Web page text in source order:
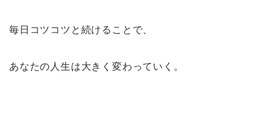
毎日コツコツと続けることで、
あなたの人生は大きく変わっていく。